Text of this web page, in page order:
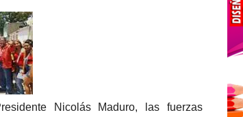
Nicolás Maduro, las fuerzas